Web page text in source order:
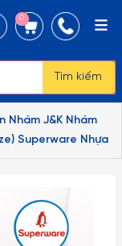
Tìm kiếm
0
Nhám J&K Nhám
Superware Nhựa